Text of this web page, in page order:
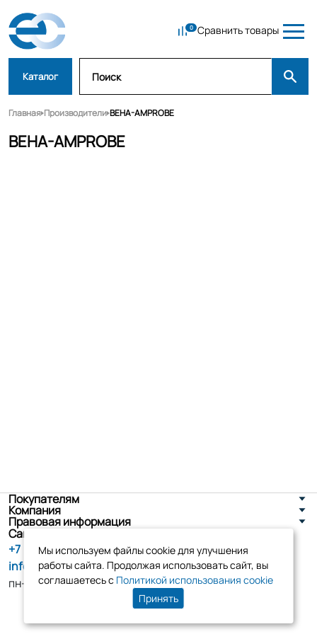
Сравнить товары
Каталог
Главная Производители BEHA-AMPROBE
BEHA-AMPROBE
Покупателям
Компания
Правовая информация
Санкт-Петербург, ул. Новоселов д. 8
+7 (800) 555-86-90
info@tk-elko.ru
пн-пт, 10:00 - 18:00
Мы используем файлы cookie для улучшения
работы сайта. Продолжая использовать сайт, вы
соглашаетесь с Политикой использования cookie
Принять